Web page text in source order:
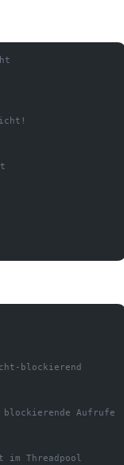
blockierend
blockierende Aufrufe
im Threadpool